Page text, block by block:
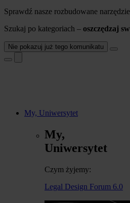
Sprawdź nasze rozbudowane
Szukaj po kategoriach – oszczędzaj
Nie pokazuj już tego komunikatu
My, Uniwersytet
My,
Uniwersytet
Czym żyjemy:
Legal Design Forum 6.0